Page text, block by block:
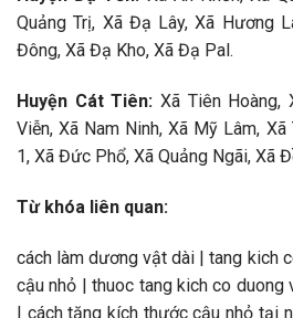
Quảng Trị, Xã Đạ Lây, Xã Hương
Đông, Xã Đạ Kho, Xã Đạ Pal.
Huyện Cát Tiên: Xã Tiên Hoàng,
Viễn, Xã Nam Ninh, Xã Mỹ Lâm,
1, Xã Đức Phổ, Xã Quảng Ngãi, Xã
Từ khóa liên quan:
cách làm dương vật dài | tang kich
cậu nhỏ | thuoc tang kich co duong
| cách tăng kích thước cậu nhỏ tại